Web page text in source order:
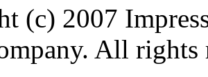
(c) 2007
All rights